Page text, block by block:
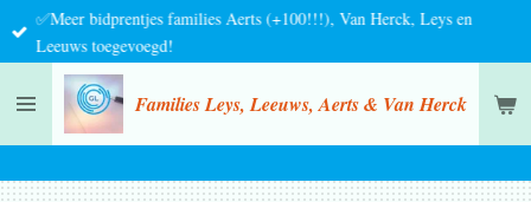
Ga
direct
de
hoofdinhoud
Families Leys, Leeuws, Aerts & Van Herck
✅Meer bidprentjes families Aerts (+100!!!), Van Herck, Leys en
Leeuws toegevoegd!